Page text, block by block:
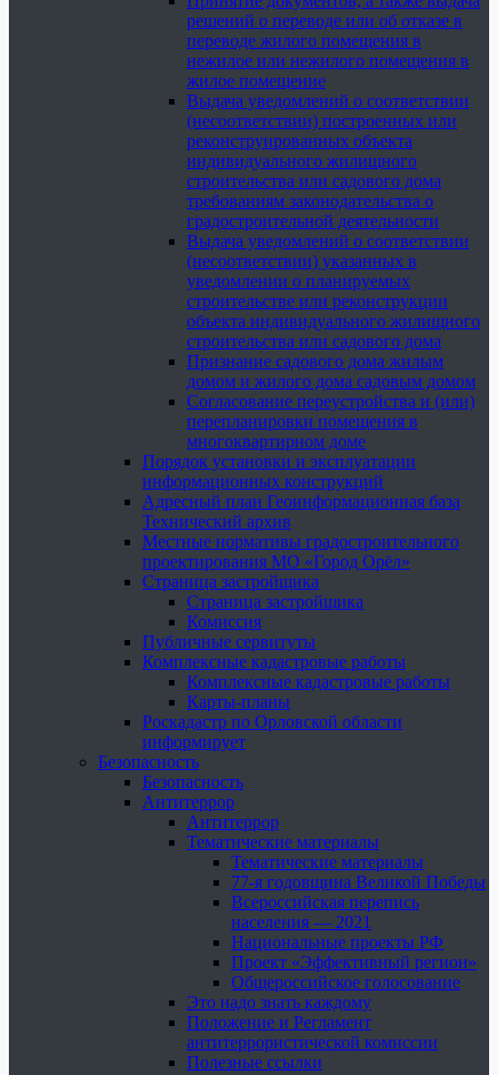
решений о переводе или об отказе в
переводе жилого помещения в
нежилое или нежилого помещения в
жилое помещение
Выдача уведомлений о соответствии
(несоответствии) построенных или
реконструированных объекта
индивидуального жилищного
строительства или садового дома
требованиям законодательства о
градостроительной деятельности
Выдача уведомлений о соответствии
(несоответствии) указанных в
уведомлении о планируемых
строительстве или реконструкции
объекта индивидуального жилищного
строительства или садового дома
Признание садового дома жилым
домом и жилого дома садовым домом
Согласование переустройства и (или)
перепланировки помещения в
многоквартирном доме
Порядок установки и эксплуатации
информационных конструкций
Адресный план Геоинформационная база
Технический архив
Местные нормативы градостроительного
проектирования МО «Город Орёл»
Страница застройщика
Страница застройщика
Комиссия
Публичные сервитуты
Комплексные кадастровые работы
Комплексные кадастровые работы
Карты-планы
Роскадастр по Орловской области
информирует
Безопасность
Безопасность
Антитеррор
Антитеррор
Тематические материалы
Тематические материалы
77-я годовщина Великой Победы
Всероссийская перепись
населения — 2021
Национальные проекты РФ
Проект «Эффективный регион»
Общероссийское голосование
Это надо знать каждому
Положение и Регламент
антитеррористической комиссии
Полезные ссылки